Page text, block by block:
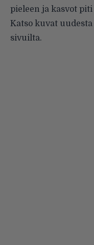
pieleen ja kasvot
Katso kuvat
sivuilta.